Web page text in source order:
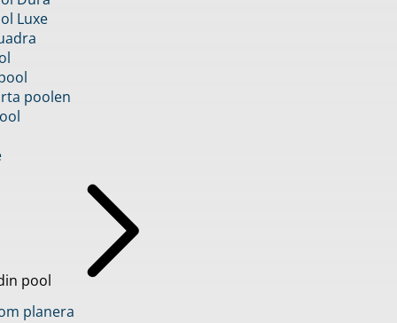
Luxe
poolen
pool
planera